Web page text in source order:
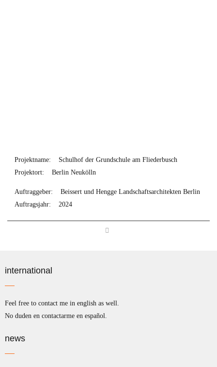
Projektname: Schulhof der Grundschule am Fliederbusch
Projektort: Berlin Neukölln
Auftraggeber: Beissert und Hengge Landschaftsarchitekten Berlin
Auftragsjahr: 2024
international
Feel free to contact me in english as well.
No duden en contactarme en español.
news